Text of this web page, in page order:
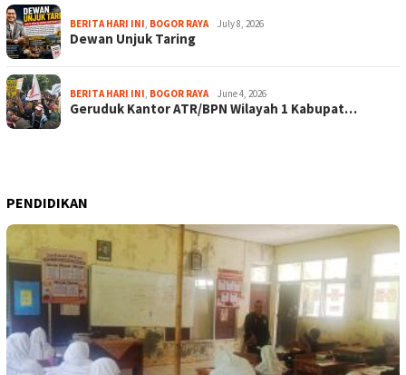
BERITA HARI INI, BOGOR RAYA July 8, 2026
Dewan Unjuk Taring
BERITA HARI INI, BOGOR RAYA June 4, 2026
Geruduk Kantor ATR/BPN Wilayah 1 Kabupat…
PENDIDIKAN